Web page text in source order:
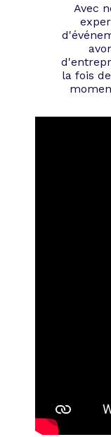
Avec
la fois